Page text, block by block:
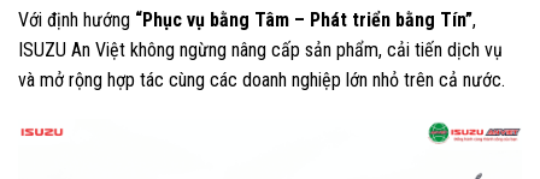
Với định hướng “Phục vụ bằng Tâm – Phát triển bằng Tín”,
ISUZU An Việt không ngừng nâng cấp sản phẩm, cải tiến dịch vụ
và mở rộng hợp tác cùng các doanh nghiệp lớn nhỏ trên cả nước.